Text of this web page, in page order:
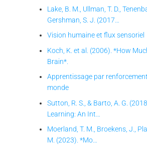
Lake, B. M., Ullman, T. D.,
Gershman, S. J. (2017…
Vision humaine et flux sensoriel
Koch, K. et al. (2006). *How
Brain*.
Apprentissage par
monde
Sutton, R. S., & Barto, A. G.
Learning: An Int…
Moerland, T. M., Broekens, J.,
M. (2023). *Mo…